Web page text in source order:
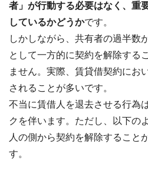
者」が行動する必要はなく、重
しているかどうかです。
しかしながら、共有者の過半数
として一方的に契約を解除する
ません。実際、賃貸借契約にお
されることが多いです。
不当に賃借人を退去させる行為
クを伴います。ただし、以下の
人の側から契約を解除すること
す。